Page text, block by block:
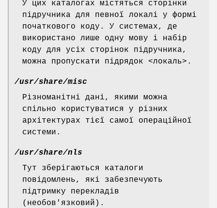
У цих каталогах містяться сторінки
підручника для певної локалі у формі
початкового коду. У системах, де
використано лише одну мову і набір
коду для усіх сторінок підручника,
можна пропускати підрядок <локаль>.
/usr/share/misc
Різноманітні дані, якими можна
спільно користуватися у різних
архітектурах тієї самої операційної
системи.
/usr/share/nls
Тут зберігаються каталоги
повідомлень, які забезпечують
підтримку перекладів
(необов'язковий).